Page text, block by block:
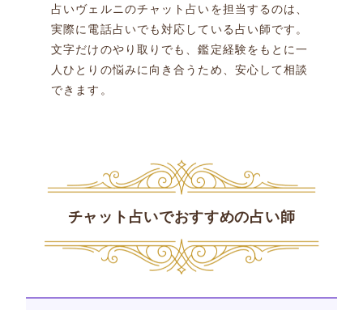
占いヴェルニのチャット占いを担当するのは、
実際に電話占いでも対応している占い師です。
文字だけのやり取りでも、鑑定経験をもとに一
人ひとりの悩みに向き合うため、安心して相談
できます。
チャット占いでおすすめの占い師